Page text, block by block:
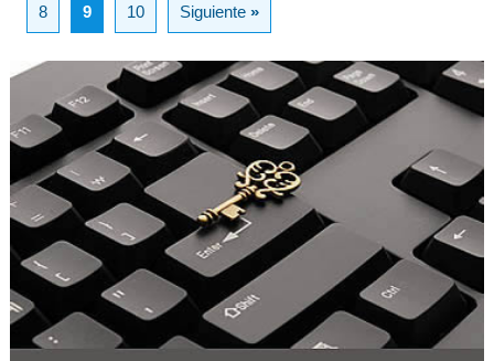
8 9 10 Siguiente»